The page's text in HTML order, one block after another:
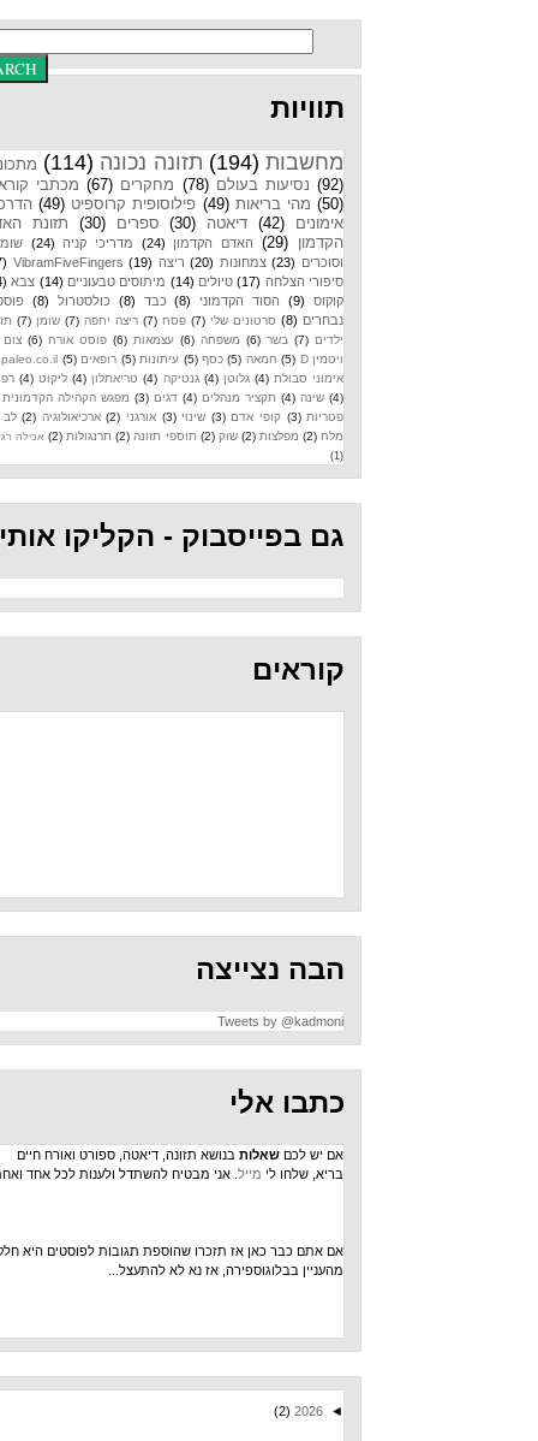
(194) תזונה נכונה (114) מתכונים
נסיעות בעולם (78) מחקרים (67) מכתבי קוראים
מהי בריאות (49) פילוסופית קרוספיט (49) הדרכות
דיאטה (30) ספרים (30)
תזונת האדם
האדם הקדמון (24) מדריכי קניה (24)
שומנים
צמחונות (20) ריצה (19)
VibramFiveFingers
(17)
(17) טיולים (14) מיתוסים טבעוניים (14) צבא (14)
הסוד הקדמוני (8) כבד (8) כולסטרול (8)
פוסטים
סרטונים שלי (7) פסח (7) ריצה יחפה (7) שומן (7)
תזונת
(6) משפחה (6) עצמאות (6) פוסט אורח (6) צום (6)
חמאה (5) כסף (5) עיתונות (5) רופאים (5)
paleo.co.il
(4)
גלוטן (4) גנטיקה (4) טריאתלון (4) ליקוט (4) רפואה
תקציר מנהלים (4) דגים (3) מפגש הקהילה הקדמונית
(3)
קופי אדם (3) שינוי (3) אורגני (2) ארכיאולוגיה (2) לב (2)
(2) שוק (2) תוספי תזונה (2) תרנגולות (2) אכילה רגשית
גם בפייסבוק - הקליקו אותי
הבה נצייצה
Tweets by @kadmoni
כתבו אלי
שאלותבנושא תזונה, דיאטה, ספורט ואורח חיים
מייל. אני מבטיח להשתדל ולענות לכל אחד ואחת.
אם אתם כבר כאן אז תזכרו שהוספת תגובות לפוסטים היא חלק
מהעניין בבלוגוספירה, אז נא לא להתעצל...